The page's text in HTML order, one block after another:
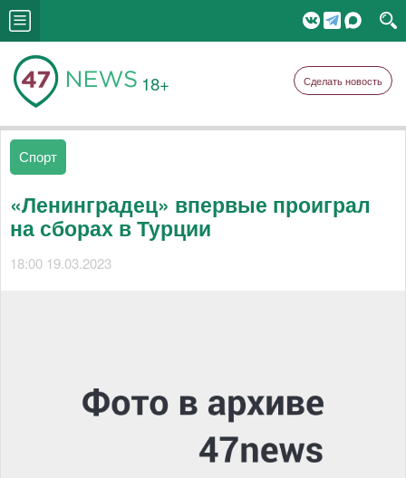
18+ Сделать новость
Спорт
«Ленинградец» впервые проиграл
на сборах в Турции
18:00 19.03.2023